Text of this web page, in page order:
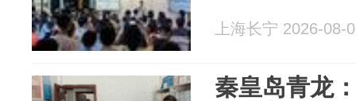
上海长宁 2026-08-
秦皇岛青龙